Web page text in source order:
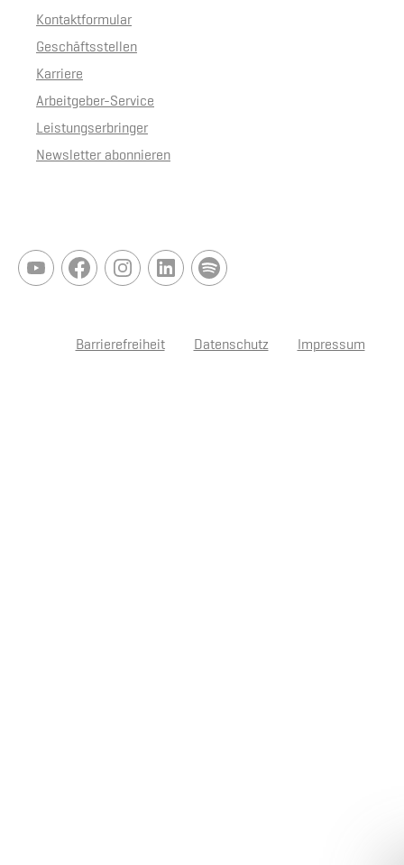
Kontaktformular
Geschäftsstellen
Karriere
Arbeitgeber-Service
Leistungserbringer
Newsletter abonnieren
Barrierefreiheit Datenschutz Impressum